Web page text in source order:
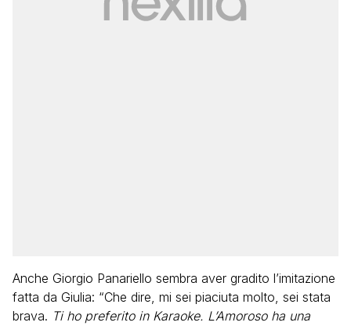
Anche Giorgio Panariello sembra aver gradito l’imitazione
fatta da Giulia: “Che dire, mi sei piaciuta molto, sei stata
brava. Ti ho preferito in Karaoke. L’Amoroso ha una